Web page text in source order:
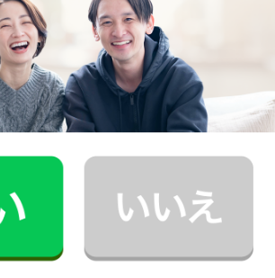
布と心が笑顔になるクラウド家事代行
（カジー）のご案内